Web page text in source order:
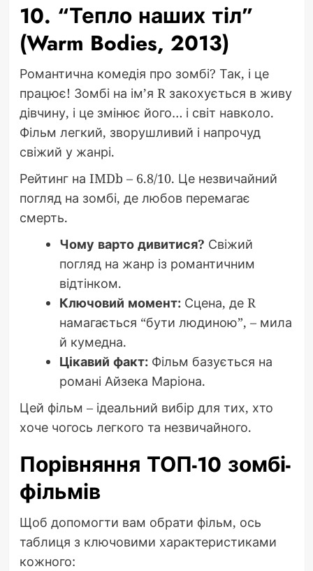
10. “Тепло наших тіл”
(Warm Bodies, 2013)
Романтична комедія про зомбі? Так, і це
працює! Зомбі на ім’я R закохується в живу
дівчину, і це змінює його… і світ навколо.
Фільм легкий, зворушливий і напрочуд
свіжий у жанрі.
Рейтинг на IMDb – 6.8/10. Це незвичайний
погляд на зомбі, де любов перемагає
смерть.
Чому варто дивитися? Свіжий
погляд на жанр із романтичним
відтінком.
Ключовий момент:Сцена, де R
намагається “бути людиною”, – мила
й кумедна.
Цікавий факт:Фільм базується на
романі Айзека Маріона.
Цей фільм – ідеальний вибір для тих, хто
хоче чогось легкого та незвичайного.
Порівняння ТОП-10 зомбі-
фільмів
Щоб допомогти вам обрати фільм, ось
таблиця з ключовими характеристиками
кожного: